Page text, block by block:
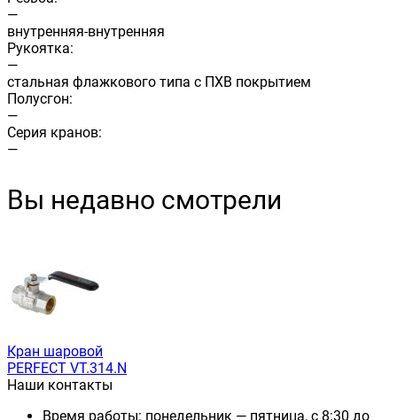
—
внутренняя-внутренняя
Рукоятка:
—
стальная флажкового типа с ПХВ покрытием
Полусгон:
—
Cерия кранов:
—
Вы недавно смотрели
Кран шаровой
PERFECT VT.314.N
Наши контакты
Время работы: понедельник — пятница, с 8:30 до